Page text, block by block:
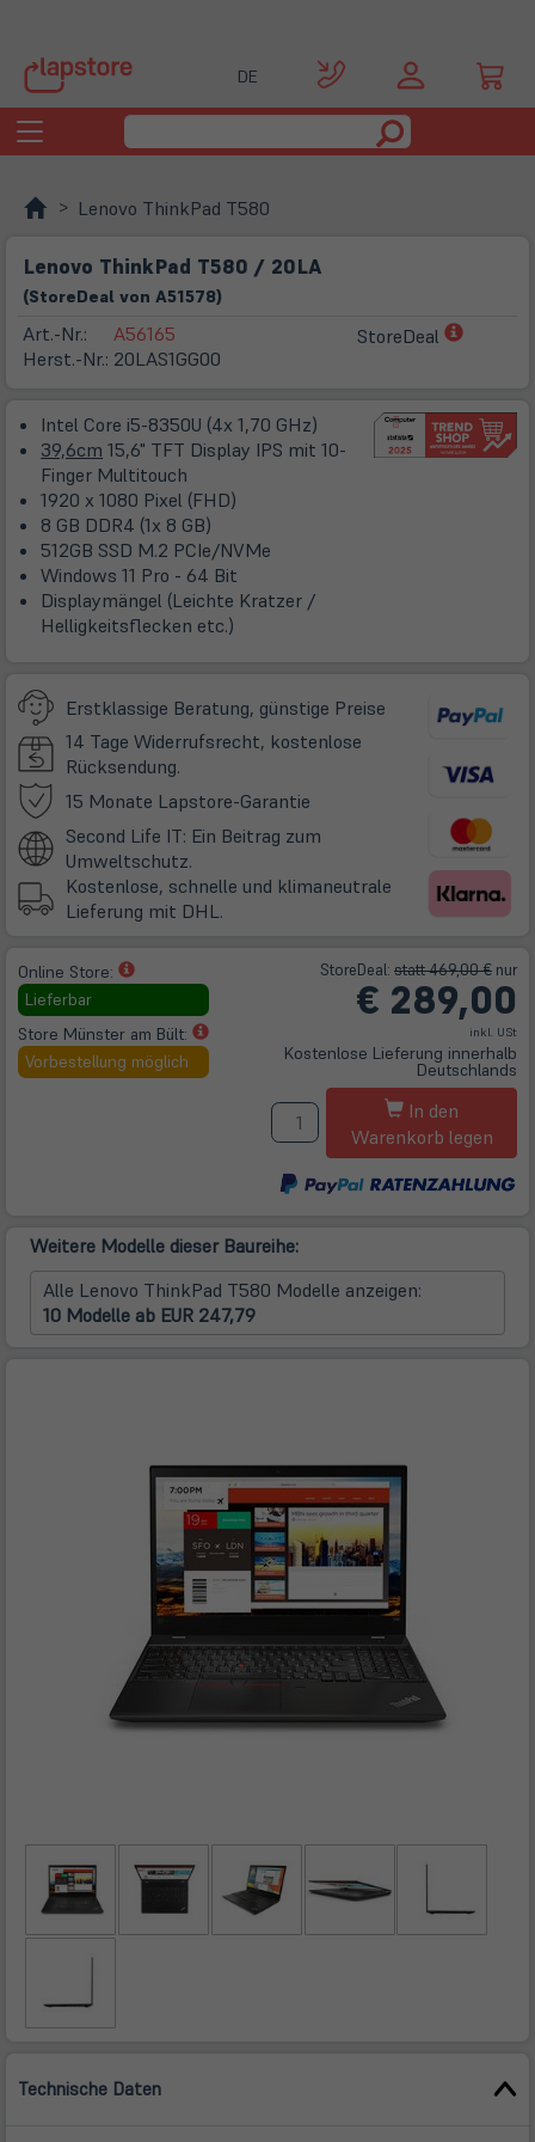
DE
Toggle
navigation
Lenovo ThinkPad T580
Lenovo ThinkPad T580 / 20LA
(StoreDeal von A51578)
Art.-Nr.:
Herst.-Nr.:
A56165
20LAS1GG00
StoreDeal
(öffnet
Tab)
Intel Core i5-8350U (4x 1,70 GHz)
39,6cm 15,6" TFT Display IPS mit 10-
Finger Multitouch
1920 x 1080 Pixel (FHD)
8 GB DDR4 (1x 8 GB)
512GB SSD M.2 PCIe/NVMe
Windows 11 Pro - 64 Bit
Displaymängel (Leichte Kratzer /
Helligkeitsflecken etc.)
Erstklassige Beratung, günstige Preise
14 Tage Widerrufsrecht, kostenlose
Rücksendung.
15 Monate Lapstore-Garantie
neuem
Second Life IT: Ein Beitrag zum
Umweltschutz.
Kostenlose, schnelle und klimaneutrale
Lieferung mit DHL.
Online Store:
(öffnet
neuem
Tab)
Lieferbar
Store Münster am Bült:
(öffnet
in
neuem
Vorbestellung möglich
StoreDeal: statt 469,00 € nur
€ 289,00
inkl. USt
Kostenlose Lieferung innerhalb
Deutschlands
In den
Warenkorb legen
Weitere Modelle dieser Baureihe:
Alle Lenovo ThinkPad T580 Modelle anzeigen:
10 Modelle ab EUR 247,79
Technische Daten